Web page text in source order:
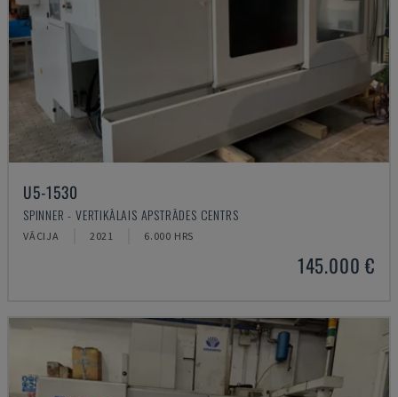
U5-1530
SPINNER - VERTIKĀLAIS APSTRĀDES CENTRS
VĀCIJA 2021 6.000 HRS
145.000 €